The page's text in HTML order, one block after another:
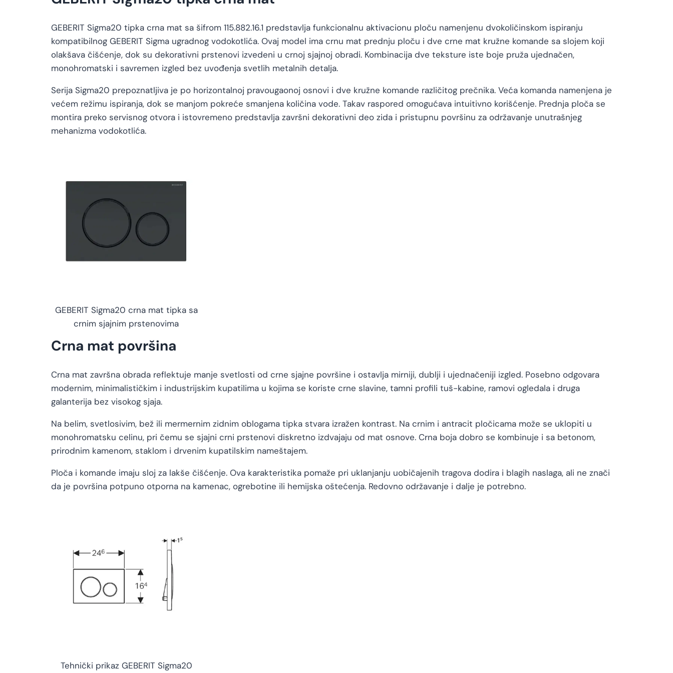
GEBERIT Sigma20 tipka crna mat sa šifrom 115.882.16.1 predstavlja funkcionalnu aktivacionu ploču namenjenu dvokoličinskom ispiranju
kompatibilnog GEBERIT Sigma ugradnog vodokotlića. Ovaj model ima crnu mat prednju ploču i dve crne mat kružne komande sa slojem koji
olakšava čišćenje, dok su dekorativni prstenovi izvedeni u crnoj sjajnoj obradi. Kombinacija dve teksture iste boje pruža ujednačen,
monohromatski i savremen izgled bez uvođenja svetlih metalnih detalja.
Serija Sigma20 prepoznatljiva je po horizontalnoj pravougaonoj osnovi i dve kružne komande različitog prečnika. Veća komanda namenjena je
većem režimu ispiranja, dok se manjom pokreće smanjena količina vode. Takav raspored omogućava intuitivno korišćenje. Prednja ploča se
montira preko servisnog otvora i istovremeno predstavlja završni dekorativni deo zida i pristupnu površinu za održavanje unutrašnjeg
mehanizma vodokotlića.
GEBERIT Sigma20 crna mat tipka sa
crnim sjajnim prstenovima
Crna mat površina
Crna mat završna obrada reflektuje manje svetlosti od crne sjajne površine i ostavlja mirniji, dublji i ujednačeniji izgled. Posebno odgovara
modernim, minimalističkim i industrijskim kupatilima u kojima se koriste crne slavine, tamni profili tuš-kabine, ramovi ogledala i druga
galanterija bez visokog sjaja.
Na belim, svetlosivim, bež ili mermernim zidnim oblogama tipka stvara izražen kontrast. Na crnim i antracit pločicama može se uklopiti u
monohromatsku celinu, pri čemu se sjajni crni prstenovi diskretno izdvajaju od mat osnove. Crna boja dobro se kombinuje i sa betonom,
prirodnim kamenom, staklom i drvenim kupatilskim nameštajem.
Ploča i komande imaju sloj za lakše čišćenje. Ova karakteristika pomaže pri uklanjanju uobičajenih tragova dodira i blagih naslaga, ali ne znači
da je površina potpuno otporna na kamenac, ogrebotine ili hemijska oštećenja. Redovno održavanje i dalje je potrebno.
Tehnički prikaz GEBERIT Sigma20